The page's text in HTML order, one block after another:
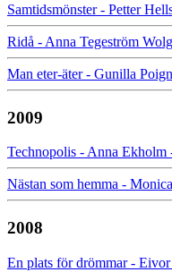
Samtidsmönster - Petter
Ridå - Anna Tegeström
Man eter-äter - Gunilla
2009
Technopolis - Anna Ekholm
Nästan som hemma -
2008
En plats för drömmar -